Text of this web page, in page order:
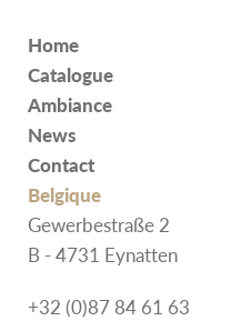
Home
Catalogue
Ambiance
News
Contact
Belgique
Gewerbestraße 2
B - 4731 Eynatten
+32 (0)87 84 61 63